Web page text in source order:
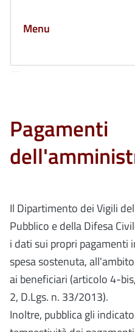
Pagamenti
Il Dipartimento dei Vigili
Pubblico e della Difesa
i dati sui propri pagamenti
spesa sostenuta,
ai beneficiari (articolo 4-
2, D.Lgs. n. 33/2013).
Inoltre, pubblica gli
Menu